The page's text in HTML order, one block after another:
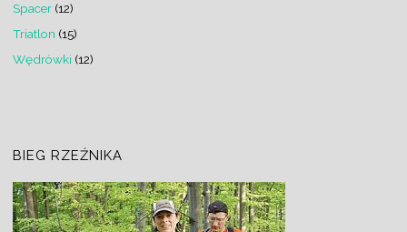
Spacer(12)
Triatlon (15)
Wędrówki (12)
BIEG RZEŹNIKA